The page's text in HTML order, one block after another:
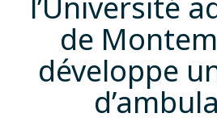
de
développe